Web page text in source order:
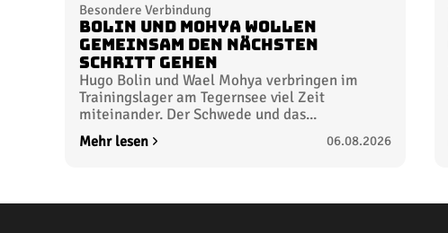
Besondere Verbindung
Bolin und Mohya wollen
gemeinsam den nächsten
Schritt gehen
Hugo Bolin und Wael Mohya verbringen im
Trainingslager am Tegernsee viel Zeit
miteinander. Der Schwede und das...
Mehr lesen 06.08.2026